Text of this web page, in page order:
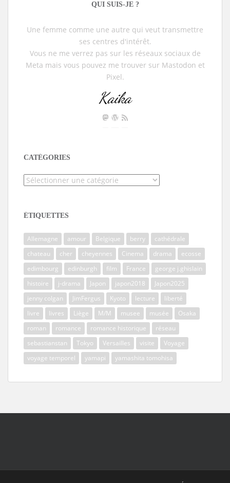
QUI SUIS-JE ?
Une femme comme une autre qui veut transmettre
ses centres d'intérêt.
Vous ne me verrez pas sur les réseaux sociaux de
Meta mais vous pouvez me trouver sur Mastodon et
Pixel.
Kaika
CATÉGORIES
Catégories
ÉTIQUETTES
Allemagne amour Belgique berry
cathédrale
chateau
cher cheyennes Cinema drama
ecosse
edimbourg
edinburgh film France
george j.ghislain
histoire
j-drama Japon japon2018
Japon2025
jenny colgan
JimFergus Kyoto lecture
liberté
livre
livres Liège M/M musee musée
Osaka
roman
romance romance historique
réseau
sebastianstan
Tokyo Versailles visite
Voyage
voyage temporel
yamapi yamashita tomohisa